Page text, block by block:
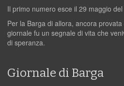
Il primo numero esce il 29 maggio
Per la Barga di allora, ancora provata
giornale fu un segnale di vita che
di speranza.
Giornale di Barga